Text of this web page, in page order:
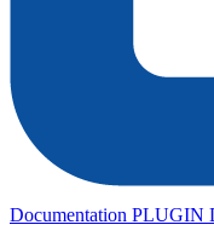
Documentation